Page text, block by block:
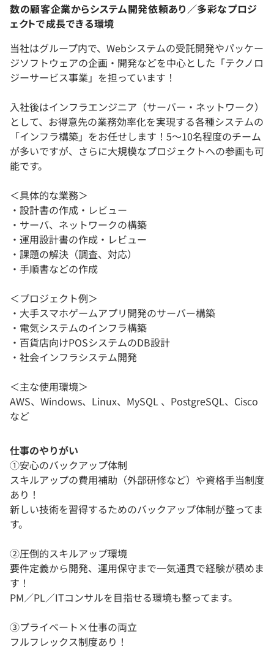
数の顧客企業からシステム開発依頼あり／多彩なプロジ
ェクトで成長できる環境
当社はグループ内で、Webシステムの受託開発やパッケー
ジソフトウェアの企画・開発などを中心とした「テクノロ
ジーサービス事業」を担っています！
入社後はインフラエンジニア（サーバー・ネットワーク）
として、お得意先の業務効率化を実現する各種システムの
「インフラ構築」をお任せします！5～10名程度のチーム
が多いですが、さらに大規模なプロジェクトへの参画も可
能です。
＜具体的な業務＞
・設計書の作成・レビュー
・サーバ、ネットワークの構築
・運用設計書の作成・レビュー
・課題の解決（調査、対応）
・手順書などの作成
＜プロジェクト例＞
・大手スマホゲームアプリ開発のサーバー構築
・電気システムのインフラ構築
・百貨店向けPOSシステムのDB設計
・社会インフラシステム開発
＜主な使用環境＞
AWS、Windows、Linux、MySQL 、PostgreSQL、Cisco
など
仕事のやりがい
①安心のバックアップ体制
スキルアップの費用補助（外部研修など）や資格手当制度
あり！
新しい技術を習得するためのバックアップ体制が整ってま
す。
②圧倒的スキルアップ環境
要件定義から開発、運用保守まで一気通貫で経験が積めま
す！
PM／PL／ITコンサルを目指せる環境も整ってます。
③プライベート×仕事の両立
フルフレックス制度あり！